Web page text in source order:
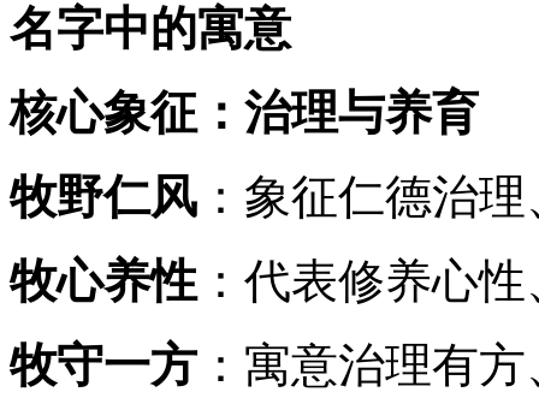
名字中的寓意
核心象征：治理与养育
牧野仁风 ：象征仁德治
牧心养性 ：代表修养心
牧守一方 ：寓意治理有